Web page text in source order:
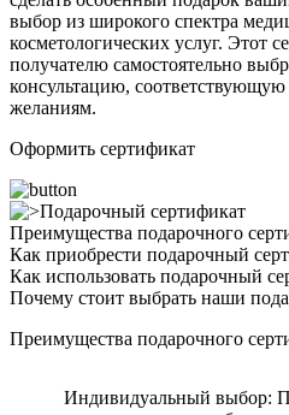
выбор из широкого спектра
косметологических услуг. Этот
получателю самостоятельно
консультацию,
желаниям.
Оформить сертификат
Преимущества подарочного
Как приобрести подарочный
Как использовать подарочный
Почему стоит выбрать наши
Преимущества подарочного
Индивидуальный выбор: